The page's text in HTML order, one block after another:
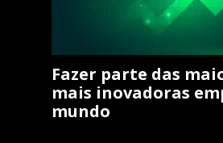
Fazer parte das
mais inovadoras
mundo